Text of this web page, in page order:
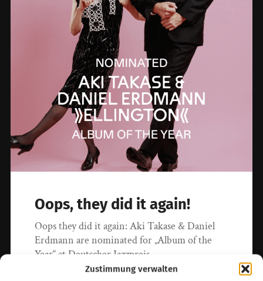
Zustimmung verwalten
Oops, they did it again!
Oops they did it again: Aki Takase & Daniel
Erdmann are nominated for „Album of the
Year“ at Deutscher Jazzpreis…